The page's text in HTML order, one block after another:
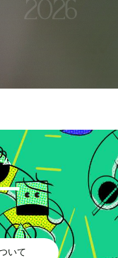
ム
いて